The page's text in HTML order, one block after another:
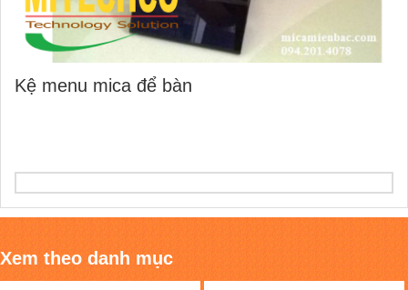
Kệ menu mica để bàn
Xem theo danh mục